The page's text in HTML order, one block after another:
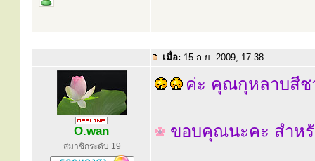
เมื่อ: 15 ก.ย. 2009, 17:38
O.wan
สมาชิกระดับ 19
ค่ะ คุณกุหลาบสี
ขอบคุณนะคะ สำห